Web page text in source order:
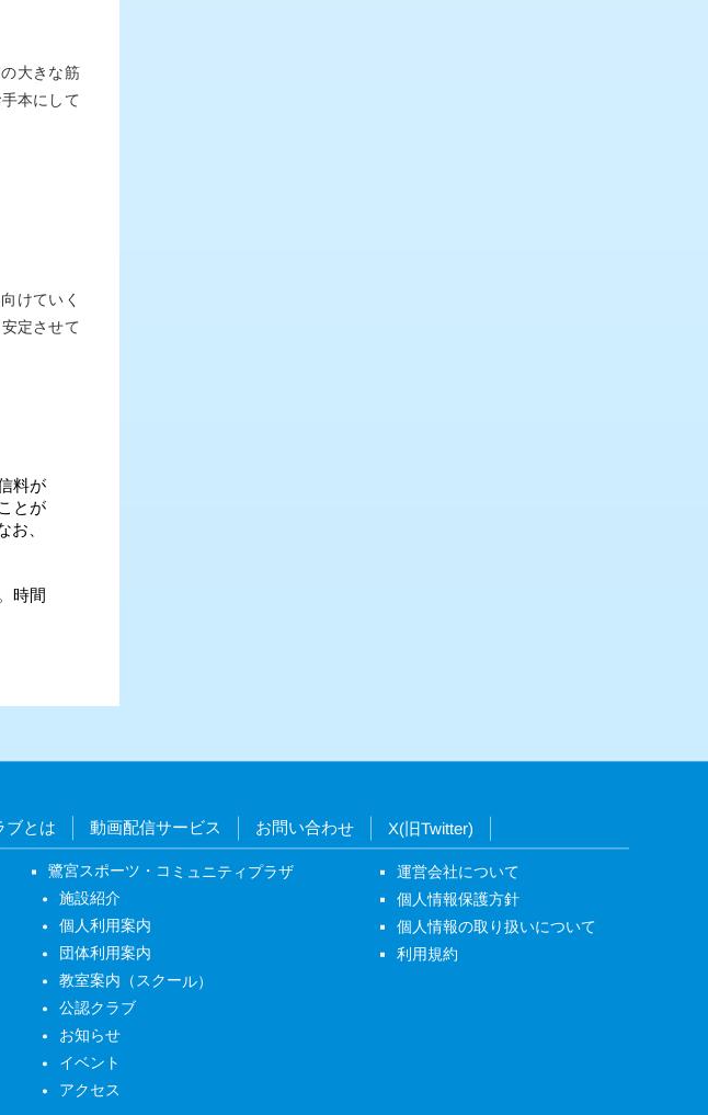
大きな筋
本にして
けていく
定させて
料が
とが
、
時間
ブとは 動画配信サービス お問い合わせ X(旧Twitter)
鷺宮スポーツ・コミュニティプラザ
施設紹介
個人利用案内
団体利用案内
教室案内（スクール）
公認クラブ
お知らせ
イベント
アクセス
運営会社について
個人情報保護方針
個人情報の取り扱いについて
利用規約